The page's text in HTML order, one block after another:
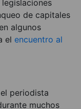
de capitales
algunos
el encuentro al
periodista
muchos